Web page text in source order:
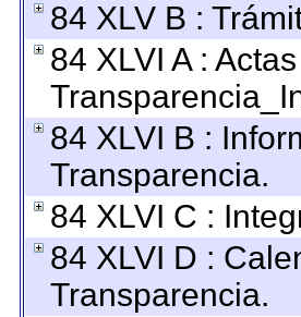
84 XLV B :
84 XLVI A :
84 XLVI B :
Transparencia.
84 XLVI C :
84 XLVI D :
Transparencia.